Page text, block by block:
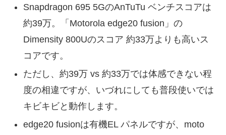
Snapdragon 695 5GのAnTuTu ベンチスコアは
約39万。「Motorola edge20 fusion」の
Dimensity 800Uのスコア 約33万よりも高いス
コアです。
ただし、約39万 vs 約33万では体感できない程
度の相違ですが、いづれにしても普段使いでは
キビキビと動作します。
edge20 fusionは有機EL パネルですが、moto